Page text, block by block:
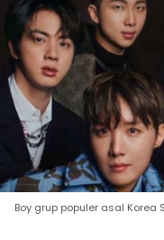
Boy grup populer asal Korea